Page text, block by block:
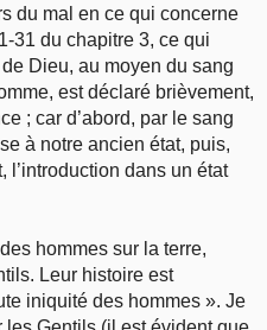
du mal en ce qui concerne
31 du chapitre 3, ce qui
Dieu, au moyen du sang
est déclaré brièvement,
; car d’abord, par le sang
à notre ancien état, puis,
l’introduction dans un état
hommes sur la terre,
Leur histoire est
iniquité des hommes ». Je